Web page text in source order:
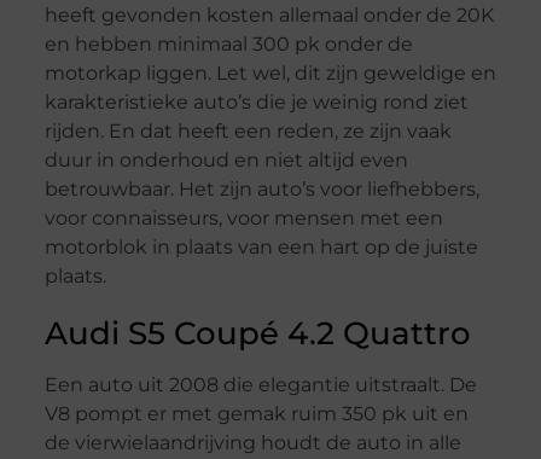
heeft gevonden kosten allemaal onder de 20K
en hebben minimaal 300 pk onder de
motorkap liggen. Let wel, dit zijn geweldige en
karakteristieke auto’s die je weinig rond ziet
rijden. En dat heeft een reden, ze zijn vaak
duur in onderhoud en niet altijd even
betrouwbaar. Het zijn auto’s voor liefhebbers,
voor connaisseurs, voor mensen met een
motorblok in plaats van een hart op de juiste
plaats.
Audi S5 Coupé 4.2 Quattro
Een auto uit 2008 die elegantie uitstraalt. De
V8 pompt er met gemak ruim 350 pk uit en
de vierwielaandrijving houdt de auto in alle